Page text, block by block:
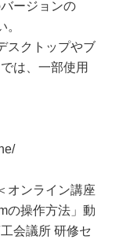
ージョンの
スクトップやブ
は、一部使用
オンライン講座
の操作方法」動
会議所 研修セ